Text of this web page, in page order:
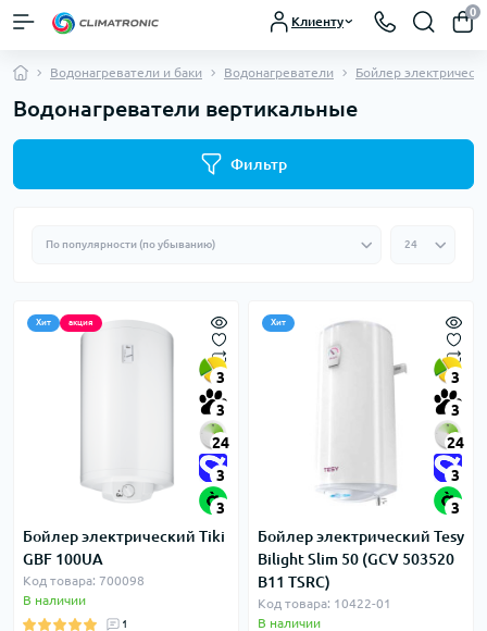
Клиенту
0
Водонагреватели и баки Водонагреватели Бойлер
Водонагреватели вертикальные
Фильтр
Хит акция
3
3
24
3
3
Бойлер электрический Tiki
GBF 100UA
Код товара: 700098
В наличии
1
Хит
3
3
24
3
3
Бойлер электрический Tesy
Bilight Slim 50 (GCV 503520
B11 TSRC)
Код товара: 10422-01
В наличии